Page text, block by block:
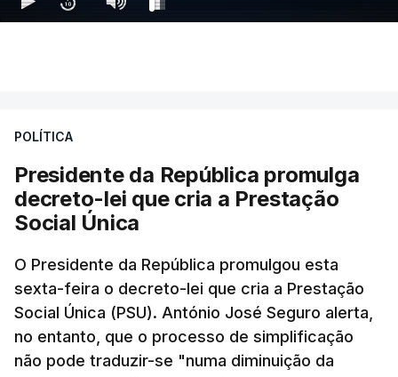
POLÍTICA
Presidente da República promulga
decreto-lei que cria a Prestação
Social Única
O Presidente da República promulgou esta
sexta-feira o decreto-lei que cria a Prestação
Social Única (PSU). António José Seguro alerta,
no entanto, que o processo de simplificação
não pode traduzir-se "numa diminuição da